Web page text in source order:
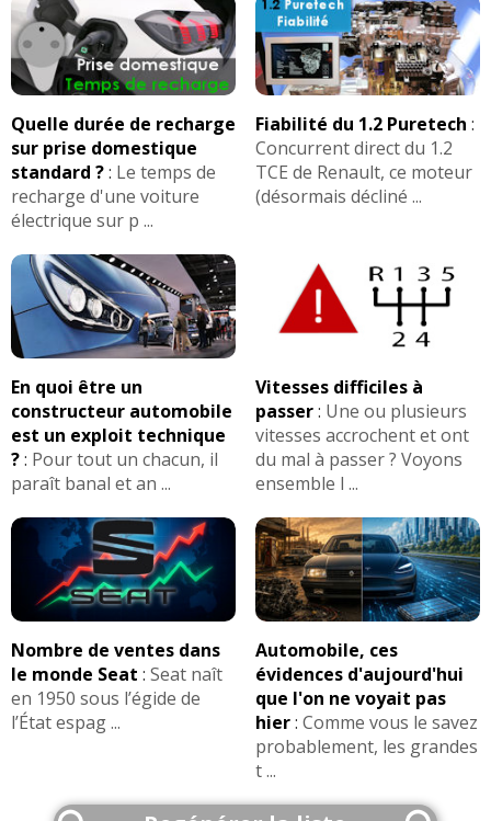
Quelle durée de recharge
sur prise domestique
standard ?: Le temps de
recharge d'une voiture
électrique sur p ...
Fiabilité du 1.2 Puretech :
Concurrent direct du 1.2
TCE de Renault, ce moteur
(désormais décliné ...
En quoi être un
constructeur automobile
est un exploit technique
?: Pour tout un chacun, il
paraît banal et an ...
Vitesses difficiles à
passer: Une ou plusieurs
vitesses accrochent et ont
du mal à passer ? Voyons
ensemble l ...
Nombre de ventes dans
le monde Seat : Seat naît
en 1950 sous l’égide de
l’État espag ...
Automobile, ces
évidences d'aujourd'hui
que l'on ne voyait pas
hier: Comme vous le savez
probablement, les grandes
t ...